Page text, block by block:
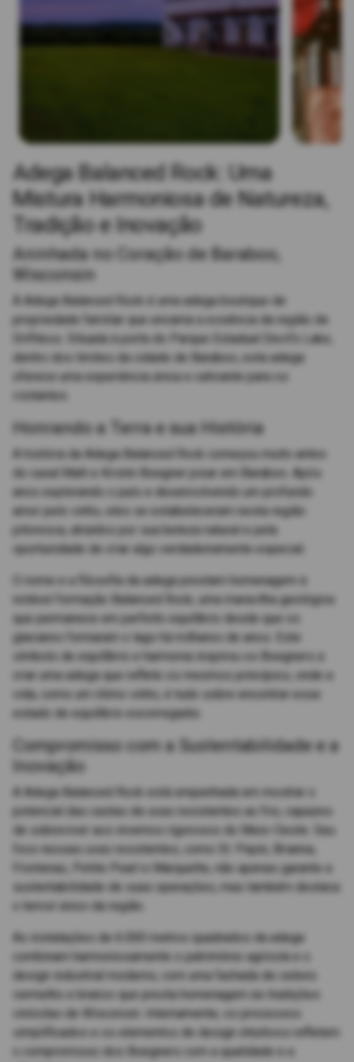
Adega Balanced Rock: Uma
Mistura Harmoniosa de Natureza,
Tradição e Inovação
Aninhada no Coração de Baraboo,
Wisconsin
A Adega Balanced Rock é uma adega boutique de
propriedade familiar que encarna a essência da região de
Driftless. Situada à porta do Parque Estadual Devil's Lake,
dentro dos limites da cidade de Baraboo, esta adega
oferece uma experiência única e cativante para os
visitantes.
Honrando a Terra e sua História
A história da Adega Balanced Rock começou muito antes
do casal Matt e Kristin Boegner pisar em Baraboo. Após
anos explorando o país e desenvolvendo um profundo
amor pelo vinho, eles se estabeleceram nesta região
pitoresca, atraídos por sua beleza natural e pela
oportunidade de criar algo verdadeiramente especial.
O nome e a filosofia da adega prestam homenagem à
notável formação Balanced Rock, uma maravilha geológica
que permanece em perfeito equilíbrio desde que os
glaciares formaram o lago há milhares de anos. Este
símbolo de equilíbrio e harmonia inspirou os Boegners a
criar uma adega que reflete os mesmos princípios, onde a
vida, como um ótimo vinho, é tudo sobre encontrar esse
estado de equilíbrio escorregadio.
Compromisso com a Sustentabilidade e a
Inovação
A Adega Balanced Rock está empenhada em mostrar o
potencial das castas de uvas resistentes ao frio, capazes
de sobreviver aos invernos rigorosos do Meio-Oeste. Seu
foco nessas uvas resistentes, como St. Pepin, Brianna,
Frontenac, Petite Pearl e Marquette, não apenas garante a
sustentabilidade de suas operações, mas também destaca
o terroir único da região.
As instalações de 6.000 metros quadrados da adega
combinam harmoniosamente o patrimônio agrícola e o
design industrial moderno, com uma fachada de celeiro
vermelho e branco que presta homenagem às tradições
vinícolas de Wisconsin. Internamente, os processos
simplificados e os elementos de design intuitivos refletem
o compromisso dos Boegners com a qualidade e a